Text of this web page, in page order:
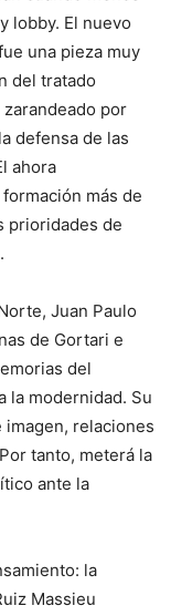
lobby. El nuevo
una pieza muy
del tratado
por
defensa de las
ahora
más de
prioridades de
Juan Paulo
de Gortari e
del
la modernidad. Su
relaciones
tanto, meterá la
ante la
la
Massieu